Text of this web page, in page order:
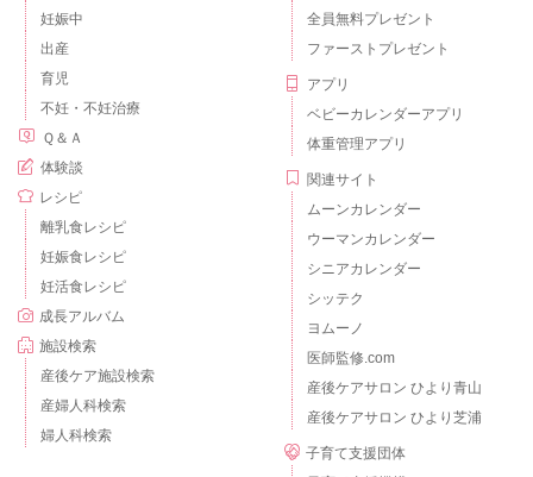
妊娠中
出産
育児
不妊・不妊治療
Ｑ＆Ａ
体験談
レシピ
離乳食レシピ
妊娠食レシピ
妊活食レシピ
成長アルバム
施設検索
産後ケア施設検索
産婦人科検索
婦人科検索
全員無料プレゼント
ファーストプレゼント
アプリ
ベビーカレンダーアプリ
体重管理アプリ
関連サイト
ムーンカレンダー
ウーマンカレンダー
シニアカレンダー
シッテク
ヨムーノ
医師監修.com
産後ケアサロン ひより青山
産後ケアサロン ひより芝浦
子育て支援団体